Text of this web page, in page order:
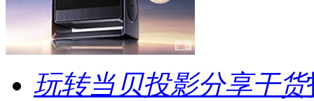
玩转当贝投影分享干货